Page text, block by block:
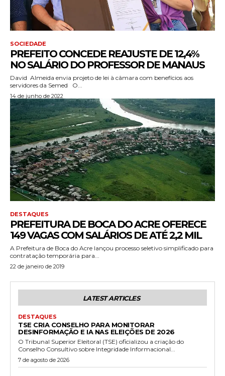
SOCIEDADE
PREFEITO CONCEDE REAJUSTE DE 12,4%
NO SALÁRIO DO PROFESSOR DE MANAUS
David Almeida envia projeto de lei à câmara com benefícios aos
servidores da Semed O...
14 de junho de 2022
DESTAQUES
PREFEITURA DE BOCA DO ACRE OFERECE
149 VAGAS COM SALÁRIOS DE ATÉ 2,2 MIL
A Prefeitura de Boca do Acre lançou processo seletivo simplificado para
contratação temporária para...
22 de janeiro de 2019
LATEST ARTICLES
DESTAQUES
TSE CRIA CONSELHO PARA MONITORAR
DESINFORMAÇÃO E IA NAS ELEIÇÕES DE 2026
O Tribunal Superior Eleitoral (TSE) oficializou a criação do
Conselho Consultivo sobre Integridade Informacional...
7 de agosto de 2026